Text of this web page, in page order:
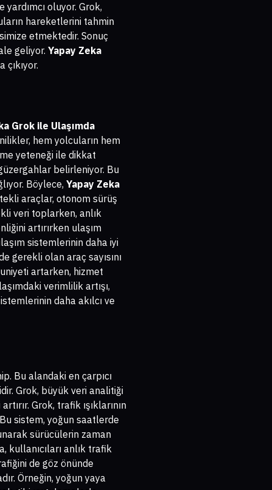
oluyor. Grok,
hareketlerini tahmin
etmektedir. Sonuç
geliyor. Yapay Zeka
Grok ile Ulaşımda
hem yolcuların hem
yeteneği ile dikkat
belirleniyor. Bu
Böylece, Yapay Zeka
araçlar, otonom sürüş
veri toplarken, anlık
artırırken ulaşım
sistemlerinin daha iyi
gerekli olan araç sayısını
artarken, hizmet
verimlilik artışı,
daha akılcı ve
Bu alandaki en çarpıcı
Grok, büyük veri analitiği
Grok, trafik ışıklarının
sistem, yoğun saatlerde
sürücülerin zaman
kullanıcıları anlık trafik
de göz önünde
Örneğin, yoğun yaya